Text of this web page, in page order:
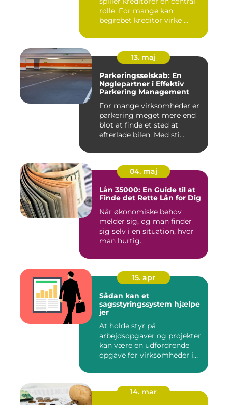
rolle. For mange kan
begrebet kreditor virke ...
13. maj
Parkeringsselskab: En
Nøglepartner i Effektiv
Parkering Management
For mange virksomheder er
parkering meget mere end
blot at finde et sted at
efterlade bilen. Med sti...
04. maj
Lån 35000: En Guide til at
Finde det Rette Lån for Dig
Når økonomiske behov
melder sig, og man finder
sig selv i en situation, hvor
man hurtig...
15. apr
Sådan kan et
sagsstyringssystem hjælpe
jer
At holde styr på
arbejdsopgaver og projekter
kan være en udfordrende
opgave for virksomheder i
14. mar